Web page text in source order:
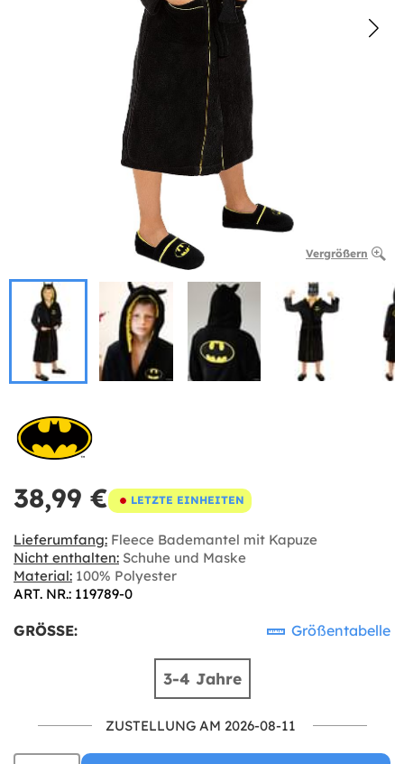
Vergrößern
38,99 € LETZTE EINHEITEN
Lieferumfang: Fleece Bademantel mit Kapuze
Nicht enthalten: Schuhe und Maske
Material: 100% Polyester
ART. NR.: 119789-0
GRÖSSE: Größentabelle
3-4 Jahre
ZUSTELLUNG AM 2026-08-11